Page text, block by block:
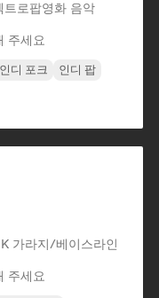
트로팝영화 음악
주세요
인디 포크
인디 팝
가라지/베이스라인
주세요